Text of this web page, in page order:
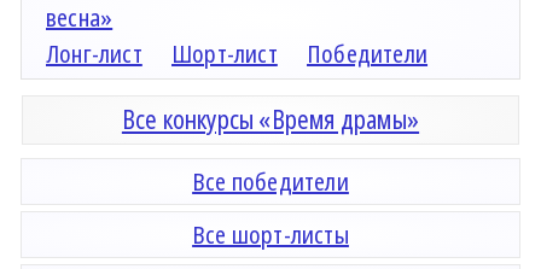
весна»
Лонг-лист
Шорт-лист Победители
Все конкурсы «Время драмы»
Все победители
Все шорт-листы